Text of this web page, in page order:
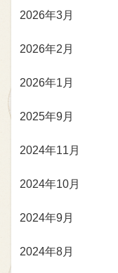
2026年3月
2026年2月
2026年1月
2025年9月
2024年11月
2024年10月
2024年9月
2024年8月